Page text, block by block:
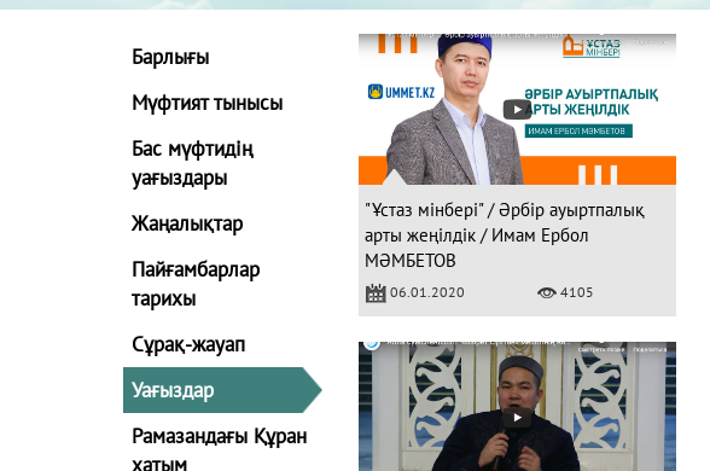
Барлығы
Мүфтият тынысы
Бас мүфтидің
уағыздары
Жаңалықтар
Пайғамбарлар
тарихы
Сұрақ-жауап
Уағыздар
Рамазандағы Құран
хатым
"Ұстаз мінбері" / Әрбір ауыртпалық
арты жеңілдік / Имам Ербол
МӘМБЕТОВ
06.01.2020 4105